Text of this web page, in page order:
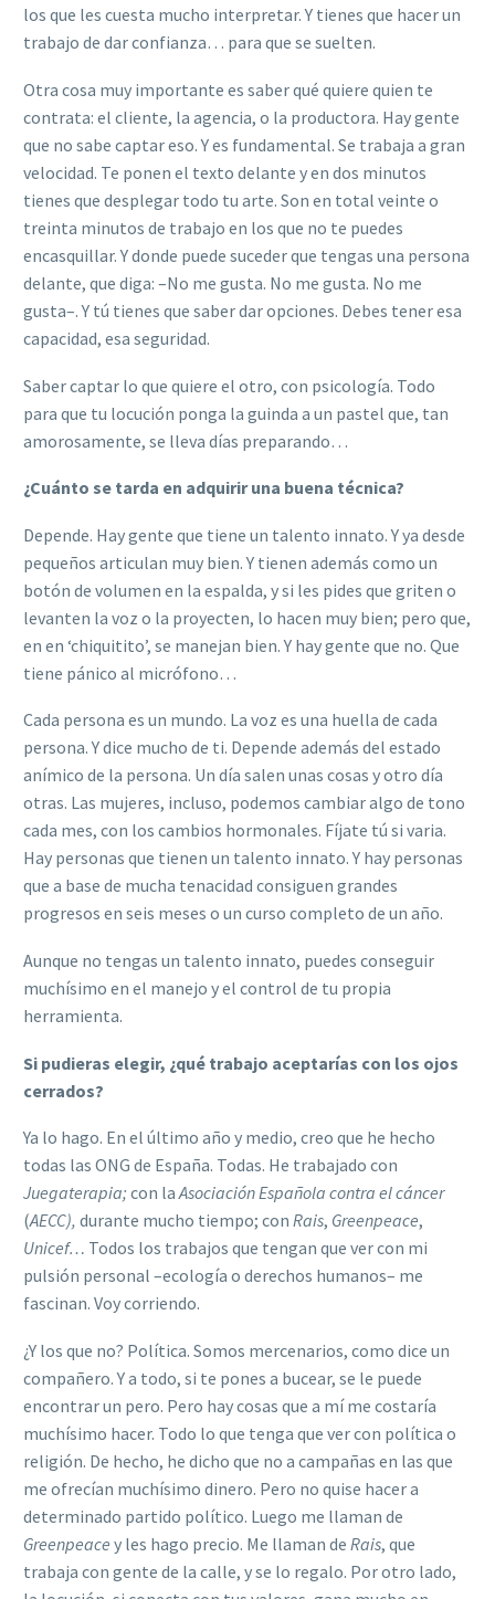
los que les cuesta mucho interpretar. Y tienes que hacer un
trabajo de dar confianza… para que se suelten.
Otra cosa muy importante es saber qué quiere quien te
contrata: el cliente, la agencia, o la productora. Hay gente
que no sabe captar eso. Y es fundamental. Se trabaja a gran
velocidad. Te ponen el texto delante y en dos minutos
tienes que desplegar todo tu arte. Son en total veinte o
treinta minutos de trabajo en los que no te puedes
encasquillar. Y donde puede suceder que tengas una persona
delante, que diga: –No me gusta. No me gusta. No me
gusta–. Y tú tienes que saber dar opciones. Debes tener esa
capacidad, esa seguridad.
Saber captar lo que quiere el otro, con psicología. Todo
para que tu locución ponga la guinda a un pastel que, tan
amorosamente, se lleva días preparando…
¿Cuánto se tarda en adquirir una buena técnica?
Depende. Hay gente que tiene un talento innato. Y ya desde
pequeños articulan muy bien. Y tienen además como un
botón de volumen en la espalda, y si les pides que griten o
levanten la voz o la proyecten, lo hacen muy bien; pero que,
en en ‘chiquitito’, se manejan bien. Y hay gente que no. Que
tiene pánico al micrófono…
Cada persona es un mundo. La voz es una huella de cada
persona. Y dice mucho de ti. Depende además del estado
anímico de la persona. Un día salen unas cosas y otro día
otras. Las mujeres, incluso, podemos cambiar algo de tono
cada mes, con los cambios hormonales. Fíjate tú si varia.
Hay personas que tienen un talento innato. Y hay personas
que a base de mucha tenacidad consiguen grandes
progresos en seis meses o un curso completo de un año.
Aunque no tengas un talento innato, puedes conseguir
muchísimo en el manejo y el control de tu propia
herramienta.
Si pudieras elegir, ¿qué trabajo aceptarías con los ojos
cerrados?
Ya lo hago. En el último año y medio, creo que he hecho
todas las ONG de España. Todas. He trabajado con
Juegaterapia; con laAsociación Española contra el cáncer
(AECC), durante mucho tiempo; con Rais, Greenpeace,
Unicef… Todos los trabajos que tengan que ver con mi
pulsión personal –ecología o derechos humanos– me
fascinan. Voy corriendo.
¿Y los que no? Política. Somos mercenarios, como dice un
compañero. Y a todo, si te pones a bucear, se le puede
encontrar un pero. Pero hay cosas que a mí me costaría
muchísimo hacer. Todo lo que tenga que ver con política o
religión. De hecho, he dicho que no a campañas en las que
me ofrecían muchísimo dinero. Pero no quise hacer a
determinado partido político. Luego me llaman de
Greenpeace y les hago precio. Me llaman de Rais, que
trabaja con gente de la calle, y se lo regalo. Por otro lado,